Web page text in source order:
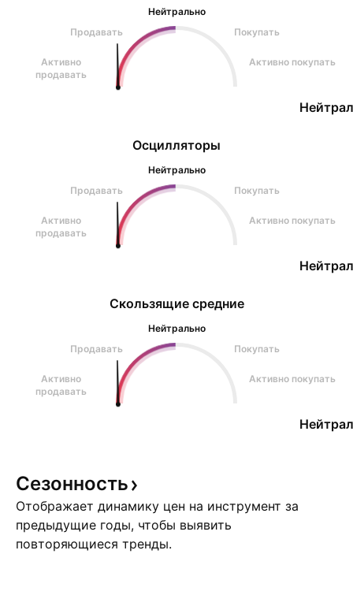
Осцилляторы
Нейтрально
Продавать
Покупать
Активно
продавать
Активно покупать
Нейтрально
Продавать
Покупать
Активно
продавать
Активно покупать
Скользящие средние
Нейтрально
Продавать
Покупать
Активно
продавать
Активно покупать
Сезонность
Отображает динамику цен на инструмент за
предыдущие годы, чтобы выявить
повторяющиеся тренды.